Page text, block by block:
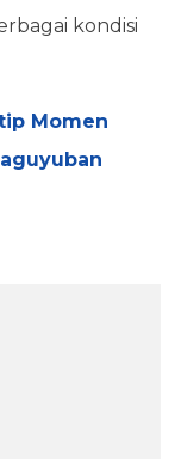
kondisi
Momen